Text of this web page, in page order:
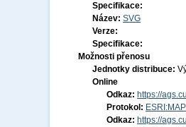
Specifikace:
Název: SVG
Verze:
Specifikace:
Možnosti přenosu
Jednotky distribuce:
Online
Odkaz: https://
Protokol: ESRI:MAP
Odkaz: https://